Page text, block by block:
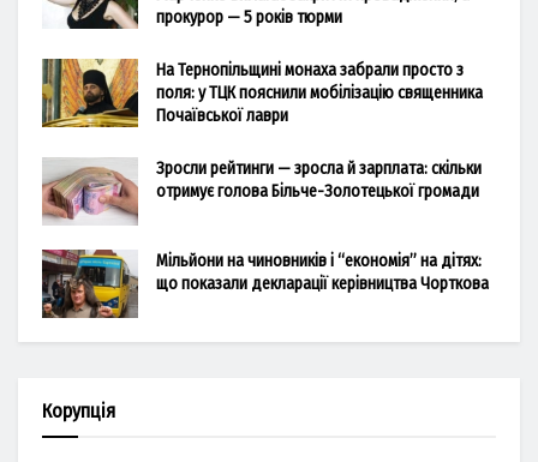
прокурор — 5 років тюрми
На Тернопільщині монаха забрали просто з
поля: у ТЦК пояснили мобілізацію священника
Почаївської лаври
Зросли рейтинги — зросла й зарплата: скільки
отримує голова Більче-Золотецької громади
Мільйони на чиновників і “економія” на дітях:
що показали декларації керівництва Чорткова
Корупція